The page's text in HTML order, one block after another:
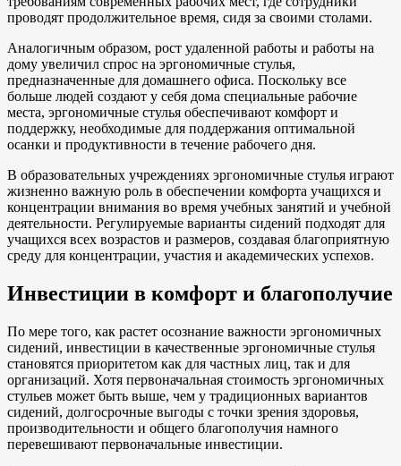
проводят продолжительное время, сидя за своими столами.
Аналогичным образом, рост удаленной работы и работы на
дому увеличил спрос на эргономичные стулья,
предназначенные для домашнего офиса. Поскольку все
больше людей создают у себя дома специальные рабочие
места, эргономичные стулья обеспечивают комфорт и
поддержку, необходимые для поддержания оптимальной
осанки и продуктивности в течение рабочего дня.
В образовательных учреждениях эргономичные стулья играют
жизненно важную роль в обеспечении комфорта учащихся и
концентрации внимания во время учебных занятий и учебной
деятельности. Регулируемые варианты сидений подходят для
учащихся всех возрастов и размеров, создавая благоприятную
среду для концентрации, участия и академических успехов.
Инвестиции в комфорт и благополучие
По мере того, как растет осознание важности эргономичных
сидений, инвестиции в качественные эргономичные стулья
становятся приоритетом как для частных лиц, так и для
организаций. Хотя первоначальная стоимость эргономичных
стульев может быть выше, чем у традиционных вариантов
сидений, долгосрочные выгоды с точки зрения здоровья,
производительности и общего благополучия намного
перевешивают первоначальные инвестиции.